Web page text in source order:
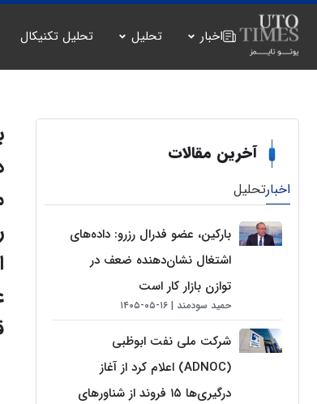
اخبار تحلیل تحلیل تکنیکال
آخرین مقالات
اخبارتحلیل
بارکین، عضو فدرال رزرو: داده‌های
اشتغال نشان‌دهنده ضعف در
توازن بازار کار است
حمید سودمند ۱۶-۰۵-۱۴۰۵
شرکت ملی نفت ابوظبی
(ADNOC) اعلام کرد از آغاز
درگیری‌ها ۱۵ فروند از شناورهای